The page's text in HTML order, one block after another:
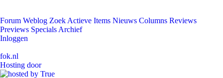
Forum Weblog Zoek Actieve Items Nieuws Columns Reviews
Previews Specials Archief
Inloggen
fok.nl
Hosting door